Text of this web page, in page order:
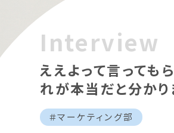
Interview
ええよって言っても
れが本当だと分かり
＃マーケティング部